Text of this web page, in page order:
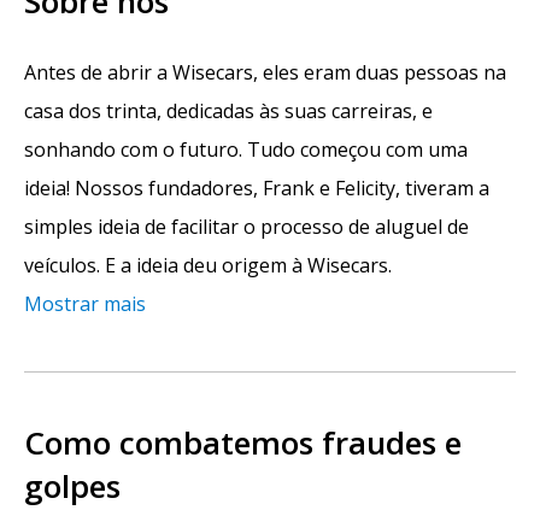
Antes de abrir a Wisecars, eles eram duas pessoas na
casa dos trinta, dedicadas às suas carreiras, e
sonhando com o futuro. Tudo começou com uma
ideia! Nossos fundadores, Frank e Felicity, tiveram a
simples ideia de facilitar o processo de aluguel de
veículos. E a ideia deu origem à Wisecars.
Mostrar mais
Como combatemos fraudes e
golpes